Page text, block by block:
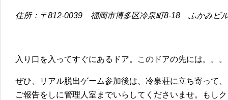
住所：〒812-0039 福岡市博多区冷泉町8-18 ふかみビ
入り口を入ってすぐにあるドア。このドアの先には。。
ぜひ、リアル脱出ゲーム参加後は、冷泉荘に立ち寄って
ご報告をしに管理人室までいらしてくださいませ。もし